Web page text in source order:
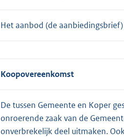
Het aanbod (de
Koopovereenkomst
De tussen Gemeente en Koper
onroerende zaak van de
onverbrekelijk deel uitmaken.